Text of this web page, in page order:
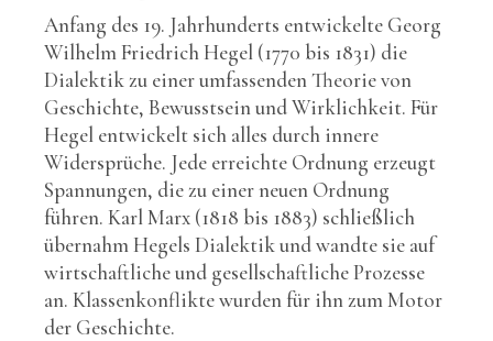
Anfang des 19. Jahrhunderts entwickelte Georg
Wilhelm Friedrich Hegel (1770 bis 1831) die
Dialektik zu einer umfassenden Theorie von
Geschichte, Bewusstsein und Wirklichkeit. Für
Hegel entwickelt sich alles durch innere
Widersprüche. Jede erreichte Ordnung erzeugt
Spannungen, die zu einer neuen Ordnung
führen. Karl Marx (1818 bis 1883) schließlich
übernahm Hegels Dialektik und wandte sie auf
wirtschaftliche und gesellschaftliche Prozesse
an. Klassenkonflikte wurden für ihn zum Motor
der Geschichte.